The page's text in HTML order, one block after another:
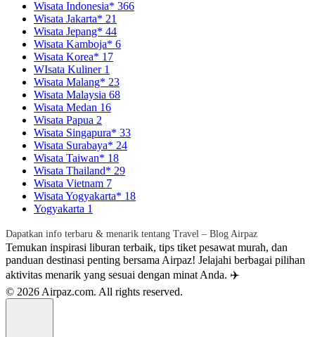
Wisata Indonesia* 366
Wisata Jakarta* 21
Wisata Jepang* 44
Wisata Kamboja* 6
Wisata Korea* 17
WIsata Kuliner 1
Wisata Malang* 23
Wisata Malaysia 68
Wisata Medan 16
Wisata Papua 2
Wisata Singapura* 33
Wisata Surabaya* 24
Wisata Taiwan* 18
Wisata Thailand* 29
Wisata Vietnam 7
Wisata Yogyakarta* 18
Yogyakarta 1
Dapatkan info terbaru & menarik tentang Travel – Blog Airpaz
Temukan inspirasi liburan terbaik, tips tiket pesawat murah, dan
panduan destinasi penting bersama Airpaz! Jelajahi berbagai pilihan
aktivitas menarik yang sesuai dengan minat Anda. ✈️
© 2026 Airpaz.com. All rights reserved.